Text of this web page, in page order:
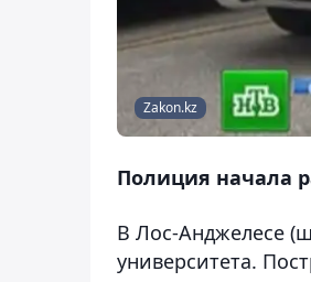
Zakon.kz
Полиция начала
В Лос-Анджелесе
университета.